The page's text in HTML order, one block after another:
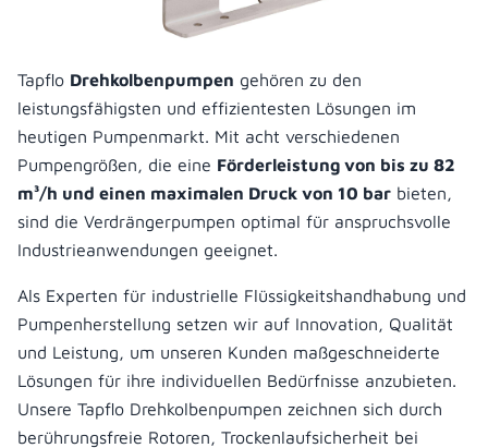
Tapflo Drehkolbenpumpen gehören zu den
leistungsfähigsten und effizientesten Lösungen im
heutigen Pumpenmarkt. Mit acht verschiedenen
Pumpengrößen, die eine Förderleistung von bis zu 82
m³/h und einen maximalen Druck von 10 bar bieten,
sind die Verdrängerpumpen optimal für anspruchsvolle
Industrieanwendungen geeignet.
Als Experten für industrielle Flüssigkeitshandhabung und
Pumpenherstellung setzen wir auf Innovation, Qualität
und Leistung, um unseren Kunden maßgeschneiderte
Lösungen für ihre individuellen Bedürfnisse anzubieten.
Unsere Tapflo Drehkolbenpumpen zeichnen sich durch
berührungsfreie Rotoren, Trockenlaufsicherheit bei